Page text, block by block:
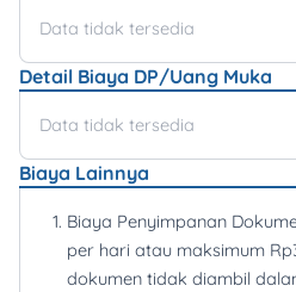
Data tidak tersedia
Detail Biaya DP/Uang Muka
Data tidak tersedia
Biaya Lainnya
Biaya Penyimpanan
per hari atau maksimum
dokumen tidak diambil